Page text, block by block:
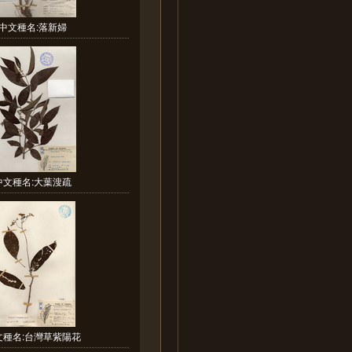
文種名:落新婦
文種名:大葉溲疏
種名:台灣草紫陽花